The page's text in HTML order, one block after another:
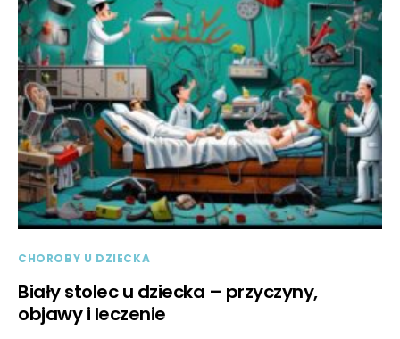
CHOROBY U DZIECKA
Biały stolec u dziecka – przyczyny,
objawy i leczenie